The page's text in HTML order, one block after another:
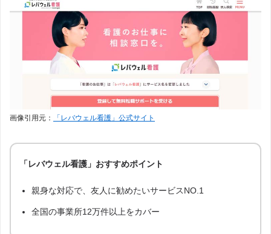
画像引用元： 「レバウェル看護」公式サイト
「レバウェル看護」おすすめポイント
親身な対応で、友人に勧めたいサービスNO.1
全国の事業所12万件以上をカバー